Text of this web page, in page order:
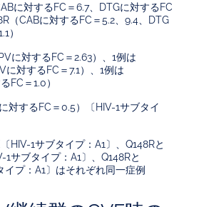
に対するFC＝6.7、DTGに対するFC
（CABに対するFC＝5.2、9.4、DTG
）
に対するFC＝2.63）、1例は
対するFC＝7.1）、1例は
FC＝1.0）
対するFC＝0.5）〔HIV-1サブタイ
HIV-1サブタイプ：A1〕、Q148Rと
サブタイプ：A1〕、Q148Rと
イプ：A1〕はそれぞれ同一症例